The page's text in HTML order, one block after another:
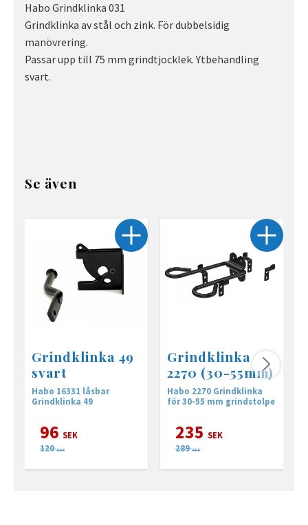
Habo Grindklinka 031
Grindklinka av stål och zink. För dubbelsidig
manövrering.
Passar upp till 75 mm grindtjocklek. Ytbehandling
svart.
Se även
Grindklinka 49
svart
Habo 16331 låsbar
Grindklinka 49
96 SEK
120 SEK
Grindklinka
2270 (30-55mm)
Habo 2270 Grindklinka
för 30-55 mm grindstolpe
235 SEK
289 SEK